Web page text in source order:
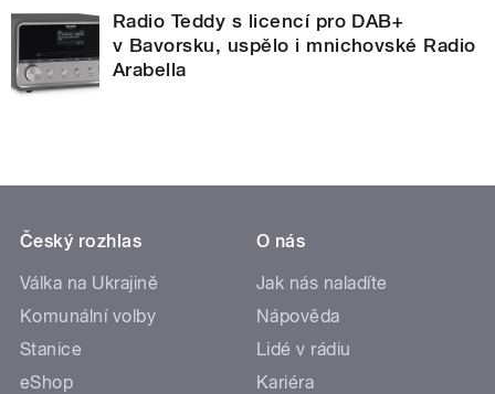
Radio Teddy s licencí pro DAB+
v Bavorsku, uspělo i mnichovské Radio
Arabella
Český rozhlas
Válka na Ukrajině
Komunální volby
Stanice
eShop
O nás
Jak nás naladíte
Nápověda
Lidé v rádiu
Kariéra